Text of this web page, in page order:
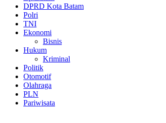
DPRD Kota Batam
Polri
TNI
Ekonomi
Bisnis
Hukum
Kriminal
Politik
Otomotif
Olahraga
PLN
Pariwisata